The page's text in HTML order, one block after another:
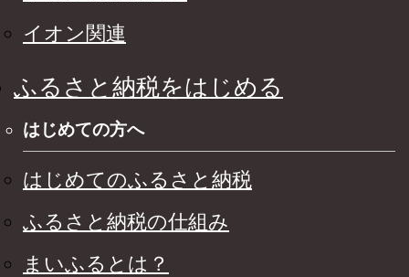
イオン関連
ふるさと納税をはじめる
はじめての方へ
はじめてのふるさと納税
ふるさと納税の仕組み
まいふるとは？